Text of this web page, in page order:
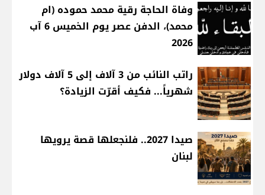
وفاة الحاجة رقية محمد حموده (ام
محمد)، الدفن عصر يوم الخميس 6 آب
2026
راتب النائب من 3 آلاف إلى 5 آلاف دولار
شهرياً... فكيف أقرّت الزيادة؟
صيدا 2027.. فلنجعلها قصة يرويها
لبنان